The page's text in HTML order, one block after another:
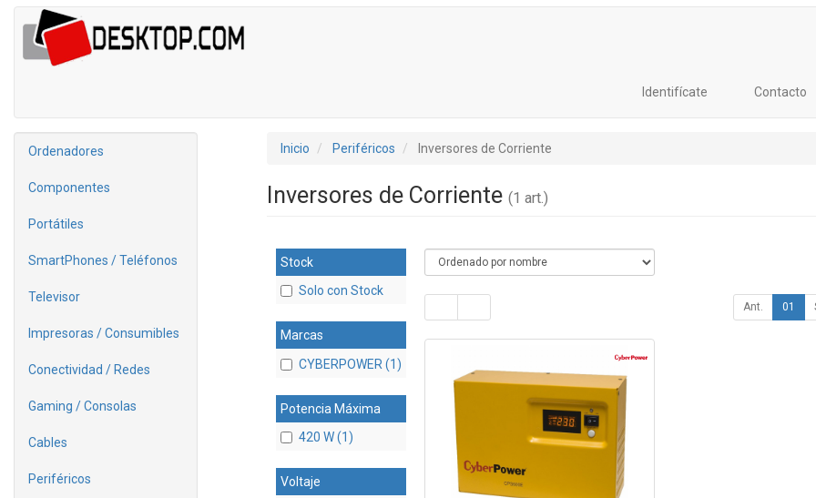
Identifícate Contacto
Ordenadores
Componentes
Portátiles
SmartPhones / Teléfonos
Televisor
Impresoras / Consumibles
Conectividad / Redes
Gaming / Consolas
Cables
Periféricos
Inicio Periféricos Inversores de Corriente
Inversores de Corriente (1 art.)
Stock
Solo con Stock
Marcas
CYBERPOWER (1)
Potencia Máxima
420 W (1)
Voltaje
Ant. 01